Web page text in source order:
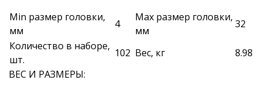
Min размер головки,
мм
4
Max размер головки,
мм
32
Количество в наборе,
шт.
102 Вес, кг
8.98
ВЕС И РАЗМЕРЫ: